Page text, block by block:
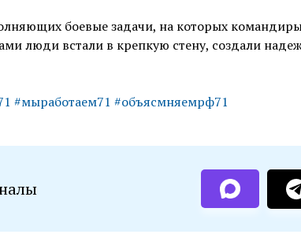
боевые задачи, на которых
люди встали в крепкую стену, создали
#мыработаем71 #объясмняемрф71